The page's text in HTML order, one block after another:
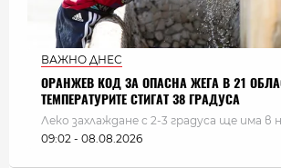
ВАЖНО ДНЕС
ОРАНЖЕВ КОД ЗА ОПАСНА ЖЕГА В 21
ТЕМПЕРАТУРИТЕ СТИГАТ 38 ГРАДУСА
Леко захлаждане с 2-3 градуса ще има в
09:02 - 08.08.2026